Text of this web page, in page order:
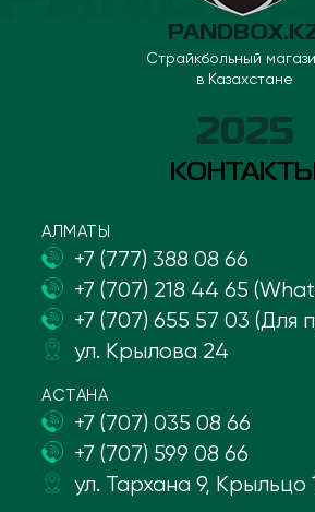
Страйкбольный
в Казахстане
2025
КОНТАКТЫ
АЛМАТЫ
+7 (777) 388 08 66
+7 (707) 218 44 65
+7 (707) 655 57 03 (Для
ул. Крылова 24
АСТАНА
+7 (707) 035 08 66
+7 (707) 599 08 66
ул. Тархана 9, Крыльцо